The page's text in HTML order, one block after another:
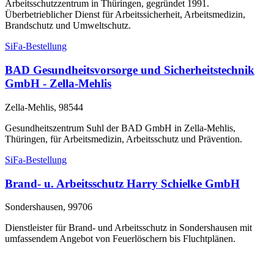
Arbeitsschutzzentrum in Thüringen, gegründet 1991.
Überbetrieblicher Dienst für Arbeitssicherheit, Arbeitsmedizin,
Brandschutz und Umweltschutz.
SiFa-Bestellung
BAD Gesundheitsvorsorge und Sicherheitstechnik
GmbH - Zella-Mehlis
Zella-Mehlis, 98544
Gesundheitszentrum Suhl der BAD GmbH in Zella-Mehlis,
Thüringen, für Arbeitsmedizin, Arbeitsschutz und Prävention.
SiFa-Bestellung
Brand- u. Arbeitsschutz Harry Schielke GmbH
Sondershausen, 99706
Dienstleister für Brand- und Arbeitsschutz in Sondershausen mit
umfassendem Angebot von Feuerlöschern bis Fluchtplänen.